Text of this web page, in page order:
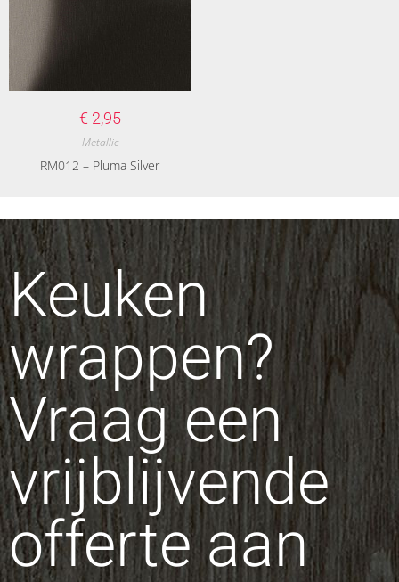
€ 2,95
Metallic
RM012 – Pluma Silver
Keuken
wrappen?
Vraag een
vrijblijvende
offerte aan